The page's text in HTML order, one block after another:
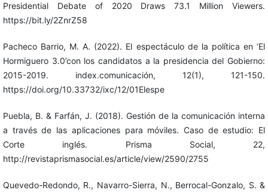
Presidential Debate of 2020 Draws 73.1 Million Viewers.
https://bit.ly/2ZnrZ58
Pacheco Barrio, M. A. (2022). El espectáculo de la política en ‘El
Hormiguero 3.0’con los candidatos a la presidencia del Gobierno:
2015-2019. index.comunicación, 12(1), 121-150.
https://doi.org/10.33732/ixc/12/01Elespe
Puebla, B. & Farfán, J. (2018). Gestión de la comunicación interna
a través de las aplicaciones para móviles. Caso de estudio: El
Corte inglés. Prisma Social, 22,
http://revistaprismasocial.es/article/view/2590/2755
Quevedo-Redondo, R., Navarro-Sierra, N., Berrocal-Gonzalo, S. &